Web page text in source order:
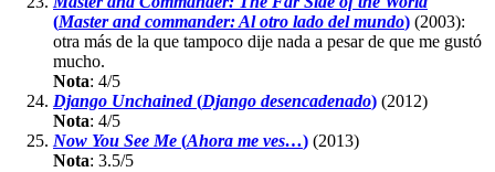
(Master and commander: Al otro lado del mundo) (2003):
otra más de la que tampoco dije nada a pesar de que me gustó
mucho.
Nota: 4/5
Django Unchained(Django desencadenado) (2012)
Nota: 4/5
Now You See Me (Ahora me ves…) (2013)
Nota: 3.5/5